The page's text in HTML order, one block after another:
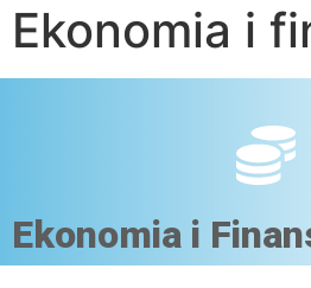
Ekonomia i
Ekonomia i